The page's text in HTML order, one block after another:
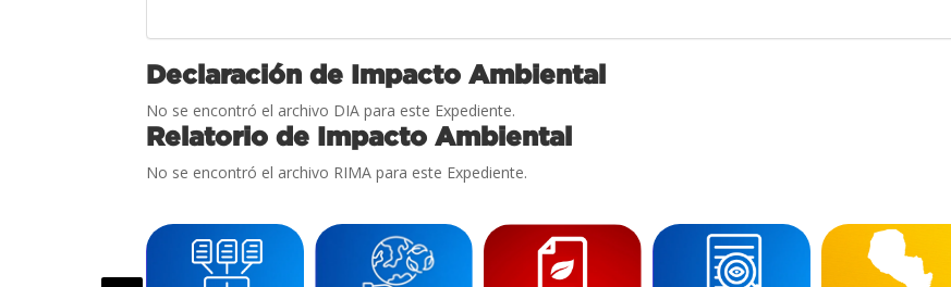
Declaración de Impacto Ambiental
No se encontró el archivo DIA para este Expediente.
Relatorio de Impacto Ambiental
No se encontró el archivo RIMA para este Expediente.